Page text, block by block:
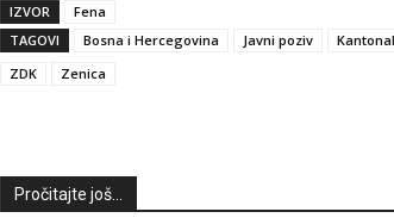
IZVOR
Fena
TAGOVI
Bosna i Hercegovina Javni poziv
ZDK
Zenica
Pročitajte još...